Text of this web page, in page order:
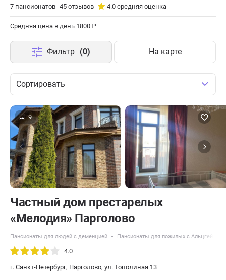
7 пансионатов 45 отзывов 4.0 средняя оценка
Средняя цена в день 1800 ₽
Сортировать
Фильтр (0) На карте
9
Частный дом престарелых
«Мелодия» Парголово
Пансионаты для людей с деменцией Пансионаты для пожилых с
4.0
г. Санкт-Петербург, Парголово, ул. Тополиная 13